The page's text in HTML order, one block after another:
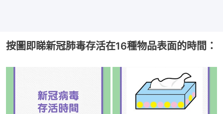
按圖即睇新冠肺毒存活在16種物品表面的時間：